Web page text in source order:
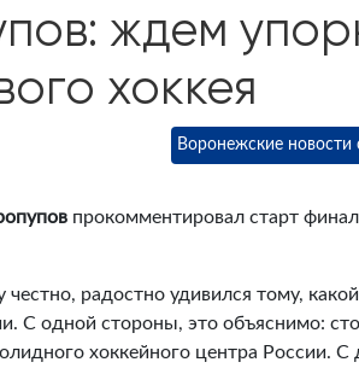
ждем
хоккея
Воронежские новости
прокомментировал старт
радостно удивился тому,
С одной стороны, это объяснимо:
хоккейного центра России.